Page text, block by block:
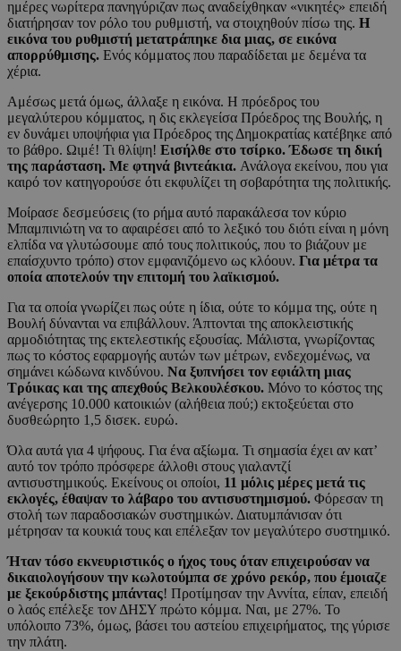
ημέρες νωρίτερα πανηγύριζαν πως αναδείχθηκαν «νικητές» επειδή
διατήρησαν τον ρόλο του ρυθμιστή, να στοιχηθούν πίσω της. Η
εικόνα του ρυθμιστή μετατράπηκε δια μιας, σε εικόνα
απορρύθμισης. Ενός κόμματος που παραδίδεται με δεμένα τα
χέρια.
Αμέσως μετά όμως, άλλαξε η εικόνα. Η πρόεδρος του
μεγαλύτερου κόμματος, η δις εκλεγείσα Πρόεδρος της Βουλής, η
εν δυνάμει υποψήφια για Πρόεδρος της Δημοκρατίας κατέβηκε από
το βάθρο. Ωιμέ! Τι θλίψη! Εισήλθε στο τσίρκο. Έδωσε τη δική
της παράσταση. Με φτηνά βιντεάκια. Ανάλογα εκείνου, που για
καιρό τον κατηγορούσε ότι εκφυλίζει τη σοβαρότητα της πολιτικής.
Μοίρασε δεσμεύσεις (το ρήμα αυτό παρακάλεσα τον κύριο
Μπαμπινιώτη να το αφαιρέσει από το λεξικό του διότι είναι η μόνη
ελπίδα να γλυτώσουμε από τους πολιτικούς, που το βιάζουν με
επαίσχυντο τρόπο) στον εμφανιζόμενο ως κλόουν. Για μέτρα τα
οποία αποτελούν την επιτομή του λαϊκισμού.
Για τα οποία γνωρίζει πως ούτε η ίδια, ούτε το κόμμα της, ούτε η
Βουλή δύνανται να επιβάλλουν. Άπτονται της αποκλειστικής
αρμοδιότητας της εκτελεστικής εξουσίας. Μάλιστα, γνωρίζοντας
πως το κόστος εφαρμογής αυτών των μέτρων, ενδεχομένως, να
σημάνει κώδωνα κινδύνου. Να ξυπνήσει τον εφιάλτη μιας
Τρόικας και της απεχθούς Βελκουλέσκου. Μόνο το κόστος της
ανέγερσης 10.000 κατοικιών (αλήθεια πού;) εκτοξεύεται στο
δυσθεώρητο 1,5 δισεκ. ευρώ.
Όλα αυτά για 4 ψήφους. Για ένα αξίωμα. Τι σημασία έχει αν κατ’
αυτό τον τρόπο πρόσφερε άλλοθι στους γιαλαντζί
αντισυστημικούς. Εκείνους οι οποίοι, 11 μόλις μέρες μετά τις
εκλογές, έθαψαν το λάβαρο του αντισυστημισμού. Φόρεσαν τη
στολή των παραδοσιακών συστημικών. Διατυμπάνισαν ότι
μέτρησαν τα κουκιά τους και επέλεξαν τον μεγαλύτερο συστημικό.
Ήταν τόσο εκνευριστικός ο ήχος τους όταν επιχειρούσαν να
δικαιολογήσουν την κωλοτούμπα σε χρόνο ρεκόρ, που έμοιαζε
με ξεκούρδιστης μπάντας! Προτίμησαν την Αννίτα, είπαν, επειδή
ο λαός επέλεξε τον ΔΗΣΥ πρώτο κόμμα. Ναι, με 27%. Το
υπόλοιπο 73%, όμως, βάσει του αστείου επιχειρήματος, της γύρισε
την πλάτη.